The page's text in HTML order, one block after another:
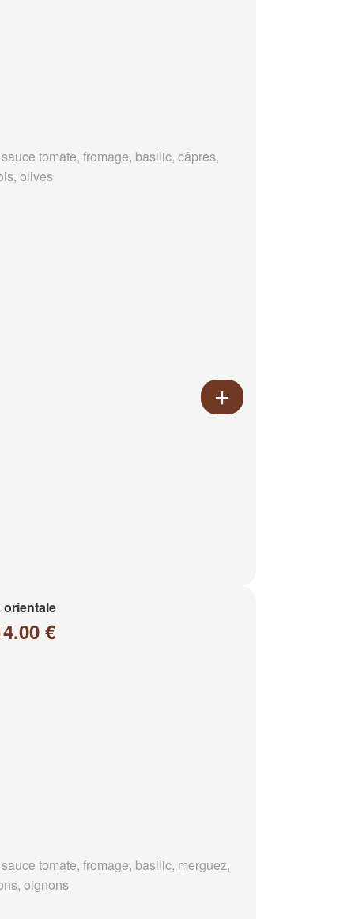
tomate, fromage, basilic, câpres,
olives
orientale
€
tomate, fromage, basilic, merguez,
oignons